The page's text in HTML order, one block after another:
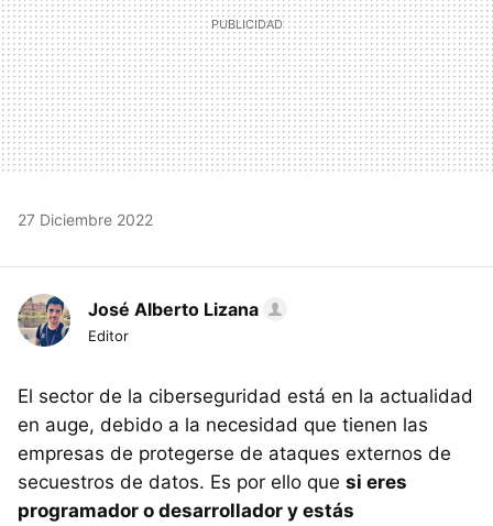
27 Diciembre 2022
José Alberto Lizana
Editor
El sector de la ciberseguridad está en la actualidad
en auge, debido a la necesidad que tienen las
empresas de protegerse de ataques externos de
secuestros de datos. Es por ello que si eres
programador o desarrollador y estás